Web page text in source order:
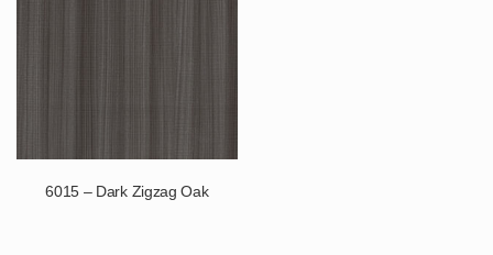
6015 – Dark Zigzag Oak